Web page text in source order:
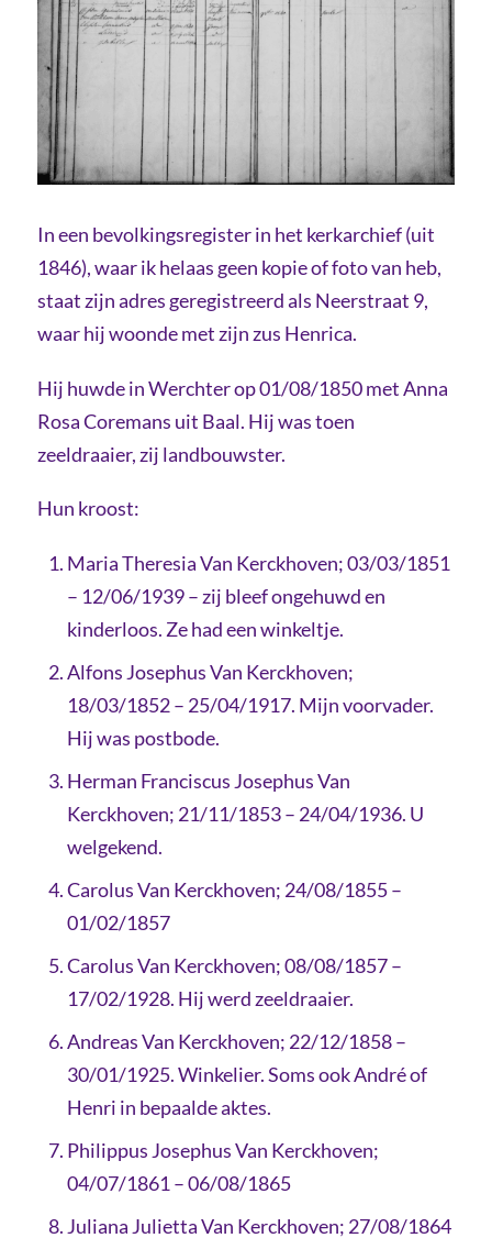
In een bevolkingsregister in het kerkarchief (uit
1846), waar ik helaas geen kopie of foto van heb,
staat zijn adres geregistreerd als Neerstraat 9,
waar hij woonde met zijn zus Henrica.
Hij huwde in Werchter op 01/08/1850 met Anna
Rosa Coremans uit Baal. Hij was toen
zeeldraaier, zij landbouwster.
Hun kroost:
Maria Theresia Van Kerckhoven; 03/03/1851
– 12/06/1939 – zij bleef ongehuwd en
kinderloos. Ze had een winkeltje.
Alfons Josephus Van Kerckhoven;
18/03/1852 – 25/04/1917. Mijn voorvader.
Hij was postbode.
Herman Franciscus Josephus Van
Kerckhoven; 21/11/1853 – 24/04/1936. U
welgekend.
Carolus Van Kerckhoven; 24/08/1855 –
01/02/1857
Carolus Van Kerckhoven; 08/08/1857 –
17/02/1928. Hij werd zeeldraaier.
Andreas Van Kerckhoven; 22/12/1858 –
30/01/1925. Winkelier. Soms ook André of
Henri in bepaalde aktes.
Philippus Josephus Van Kerckhoven;
04/07/1861 – 06/08/1865
Juliana Julietta Van Kerckhoven; 27/08/1864